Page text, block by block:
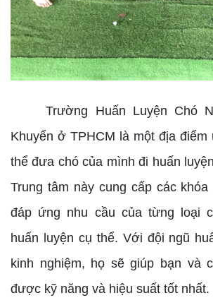
Trường Huấn Luyện Chó
Khuyển ở TPHCM là một địa
thể đưa chó của mình đi huấn
Trung tâm này cung cấp các
đáp ứng nhu cầu của từng loại
huấn luyện cụ thể. Với đội ngũ
kinh nghiệm, họ sẽ giúp bạn và
được kỹ năng và hiệu suất tốt nhất.